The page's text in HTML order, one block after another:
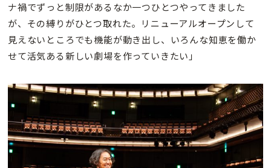
ナ禍でずっと制限があるなか一つひとつやってきました
が、その縛りがひとつ取れた。リニューアルオープンして
見えないところでも機能が動き出し、いろんな知恵を働か
せて活気ある新しい劇場を作っていきたい」